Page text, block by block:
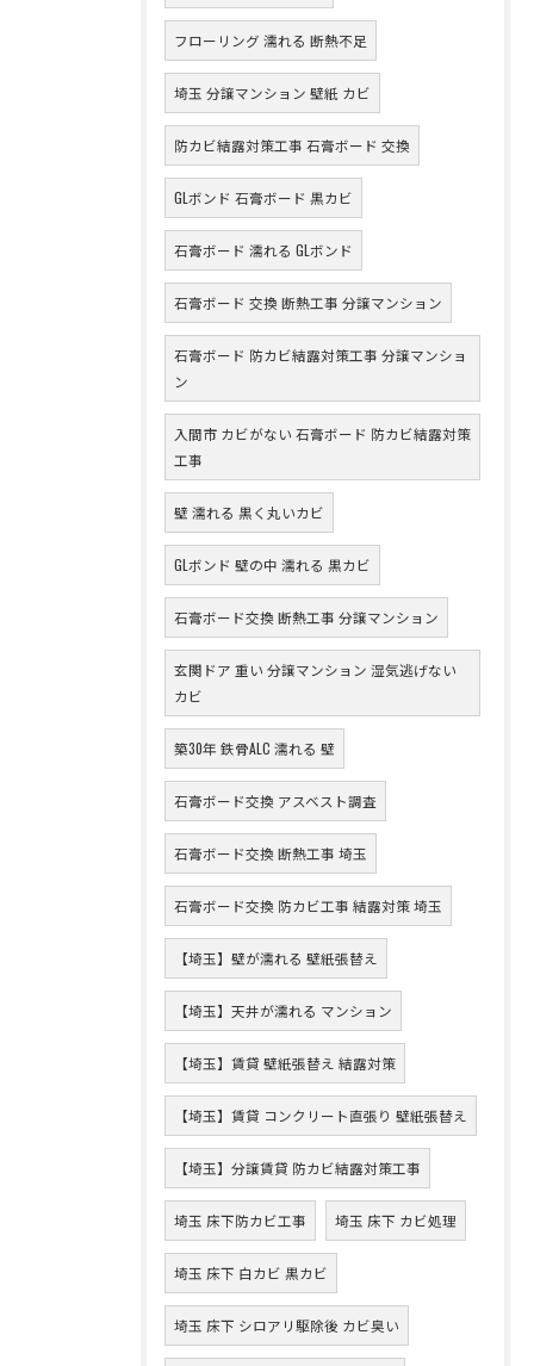
フローリング 濡れる 断熱不足
埼玉 分譲マンション 壁紙 カビ
防カビ結露対策工事 石膏ボード 交換
GLボンド 石膏ボード 黒カビ
石膏ボード 濡れる GLボンド
石膏ボード 交換 断熱工事 分譲マンション
石膏ボード 防カビ結露対策工事 分譲マンショ
ン
入間市 カビがない 石膏ボード 防カビ結露対策
工事
壁 濡れる 黒く丸いカビ
GLボンド 壁の中 濡れる 黒カビ
石膏ボード交換 断熱工事 分譲マンション
玄関ドア 重い 分譲マンション 湿気逃げない
カビ
築30年 鉄骨ALC 濡れる 壁
石膏ボード交換 アスベスト調査
石膏ボード交換 断熱工事 埼玉
石膏ボード交換 防カビ工事 結露対策 埼玉
【埼玉】壁が濡れる 壁紙張替え
【埼玉】天井が濡れる マンション
【埼玉】賃貸 壁紙張替え 結露対策
【埼玉】賃貸 コンクリート直張り 壁紙張替え
【埼玉】分譲賃貸 防カビ結露対策工事
埼玉 床下防カビ工事 埼玉 床下 カビ処理
埼玉 床下 白カビ 黒カビ
埼玉 床下 シロアリ駆除後 カビ臭い